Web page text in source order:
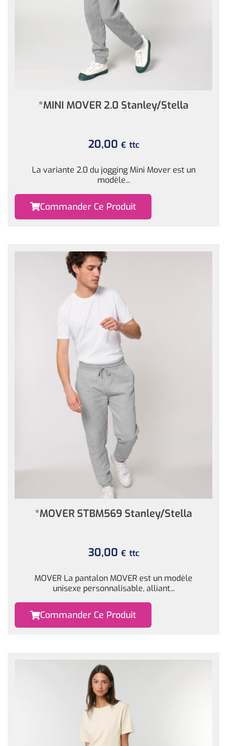
*MINI MOVER 2.0 Stanley/Stella
20,00 € ttc
La variante 2.0 du jogging Mini Mover est un
modèle...
Commander Ce Produit
*MOVER STBM569 Stanley/Stella
30,00 € ttc
MOVER La pantalon MOVER est un modèle
unisexe personnalisable, alliant...
Commander Ce Produit